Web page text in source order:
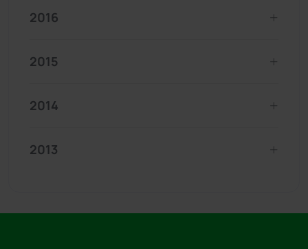
2016
2015
2014
2013